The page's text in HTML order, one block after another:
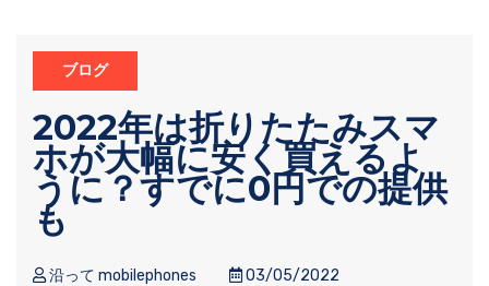
ブログ
2022年は折りたたみスマ
ホが大幅に安く買えるよ
うに？すでに0円での提供
も
沿って mobilephones
03/05/2022